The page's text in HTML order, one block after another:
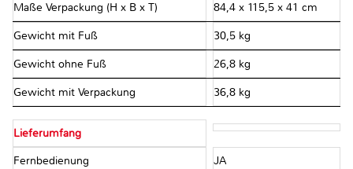
Maße Verpackung (H x B x T) 84,4 x 115,5 x 41 cm
Gewicht mit Fuß 30,5 kg
Gewicht ohne Fuß 26,8 kg
Gewicht mit Verpackung 36,8 kg
Lieferumfang
Fernbedienung JA